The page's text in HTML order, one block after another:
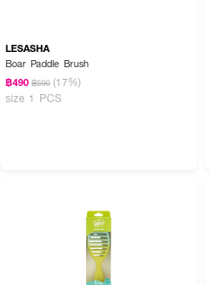
LESASHA
Boar Paddle Brush
฿490 ฿590 (17%)
size 1 PCS